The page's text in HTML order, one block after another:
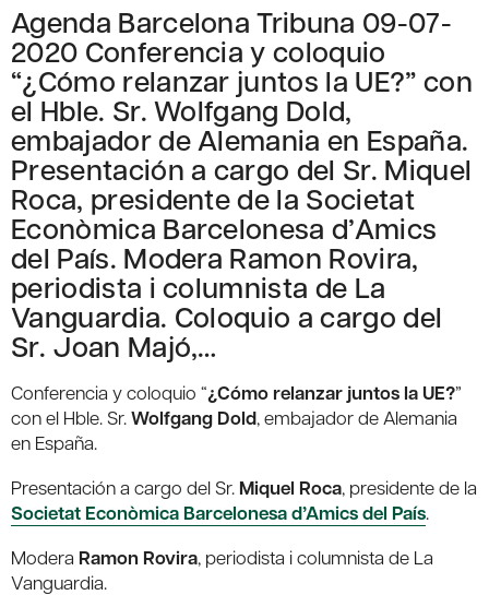
Agenda Barcelona Tribuna 09-07-
2020 Conferencia y coloquio
“¿Cómo relanzar juntos la UE?” con
el Hble. Sr. Wolfgang Dold,
embajador de Alemania en España.
Presentación a cargo del Sr. Miquel
Roca, presidente de la Societat
Econòmica Barcelonesa d’Amics
del País. Modera Ramon Rovira,
periodista i columnista de La
Vanguardia. Coloquio a cargo del
Sr. Joan Majó,…
Conferencia y coloquio “¿Cómo relanzar juntos la UE?”
con el Hble. Sr.Wolfgang Dold, embajador de Alemania
en España.
Presentación a cargo del Sr. Miquel Roca, presidente de la
Societat Econòmica Barcelonesa d’Amics del País.
Modera Ramon Rovira, periodista i columnista de La
Vanguardia.